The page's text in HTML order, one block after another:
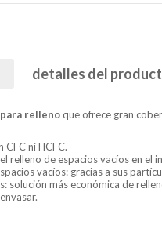
detalles del
rellenoque ofrece gran
CFC ni HCFC.
relleno de espacios vacíos en el
vacíos: gracias a sus
solución más económica de